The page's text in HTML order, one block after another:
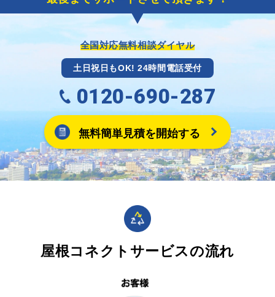
全国対応無料相談ダイヤル
土日祝日もOK! 24時間電話受付
0120-690-287
無料簡単見積を開始する
屋根コネクトサービスの流れ